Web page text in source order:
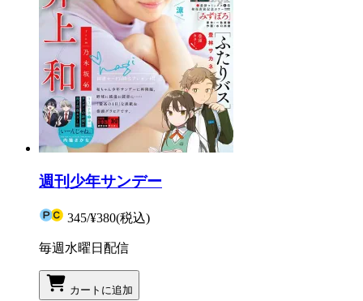
週刊少年サンデー
345/¥380(税込)
毎週水曜日配信
カートに追加